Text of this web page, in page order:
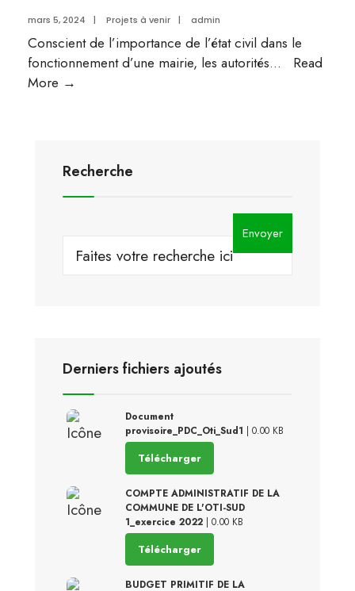
mars 5, 2024 | Projets à venir | admin
Conscient de l’importance de l’état civil dans le
fonctionnement d’une mairie, les autorités...
Read
More →
l’état
civil
central
Recherche
for:
Envoyer
Derniers fichiers ajoutés
Document
provisoire_PDC_Oti_Sud1 | 0.00 KB
Télécharger
COMPTE ADMINISTRATIF DE LA
COMMUNE DE L'OTI-SUD
1_exercice 2022 | 0.00 KB
Télécharger
BUDGET PRIMITIF DE LA